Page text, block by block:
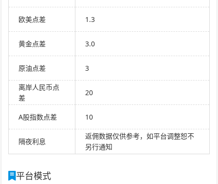
欧美点差 1.3
黄金点差 3.0
原油点差 3
离岸人民币点
差
20
A股指数点差 10
隔夜利息
返佣数据仅供参考，如平台调整恕不
另行通知
平台模式